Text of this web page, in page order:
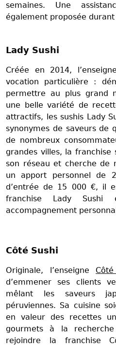
semaines. Une
également proposée
Lady Sushi
Créée en 2014,
vocation particulière :
permettre au plus grand
une belle variété de
attractifs, les sushis Lady
synonymes de saveurs de
de nombreux
grandes villes, la franchise
son réseau et cherche de
un apport personnel de
d’entrée de 15 000 €, il
franchise Lady
accompagnement
Côté Sushi
Originale, l’enseigne
d’emmener ses clients
mêlant les saveurs
péruviennes. Sa cuisine
en valeur des recettes
gourmets à la
rejoindre la franchise